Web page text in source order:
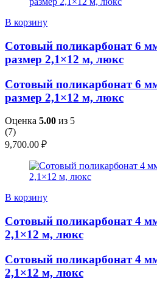
В корзину
Сотовый поликарбонат 6
размер 2,1×12 м, люкс
Сотовый поликарбонат 6
размер 2,1×12 м, люкс
Оценка 5.00 из 5
(7)
9,700.00 ₽
В корзину
Сотовый поликарбонат 4
2,1×12 м, люкс
Сотовый поликарбонат 4
2,1×12 м, люкс